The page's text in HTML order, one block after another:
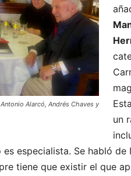
Alarcó, Andrés Chaves y
un
es especialista. Se habló
tiene que existir el que